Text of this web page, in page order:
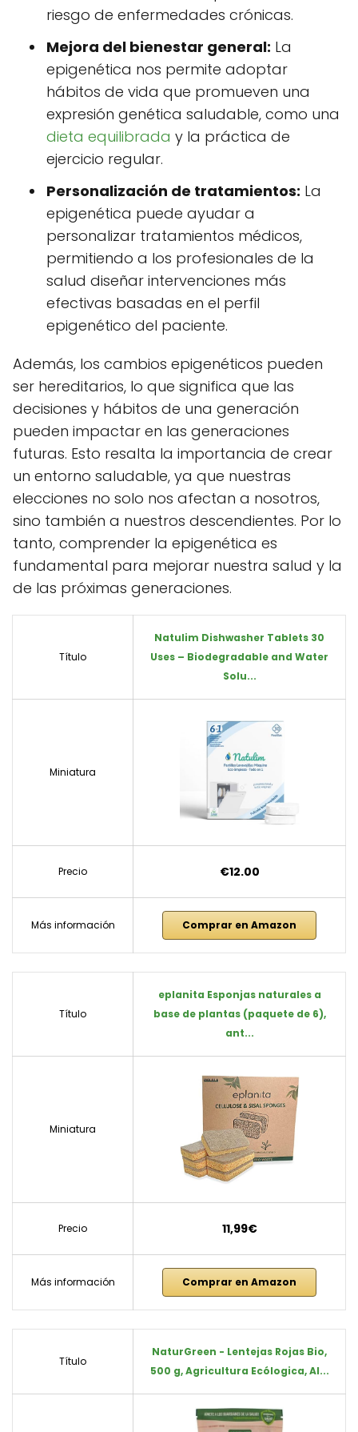
riesgo de enfermedades crónicas.
Mejora del bienestar general: La
epigenética nos permite adoptar
hábitos de vida que promueven una
expresión genética saludable, como una
dieta equilibrada y la práctica de
ejercicio regular.
Personalización de tratamientos: La
epigenética puede ayudar a
personalizar tratamientos médicos,
permitiendo a los profesionales de la
salud diseñar intervenciones más
efectivas basadas en el perfil
epigenético del paciente.
Además, los cambios epigenéticos pueden
ser hereditarios, lo que significa que las
decisiones y hábitos de una generación
pueden impactar en las generaciones
futuras. Esto resalta la importancia de crear
un entorno saludable, ya que nuestras
elecciones no solo nos afectan a nosotros,
sino también a nuestros descendientes. Por lo
tanto, comprender la epigenética es
fundamental para mejorar nuestra salud y la
de las próximas generaciones.
Título
Natulim Dishwasher Tablets 30
Uses – Biodegradable and Water
Solu...
Miniatura
Precio €12.00
Más información Comprar en Amazon
Título
eplanita Esponjas naturales a
base de plantas (paquete de 6),
ant...
Miniatura
Precio 11,99€
Más información Comprar en Amazon
Título
NaturGreen - Lentejas Rojas Bio,
500 g, Agricultura Ecólogica, Al...